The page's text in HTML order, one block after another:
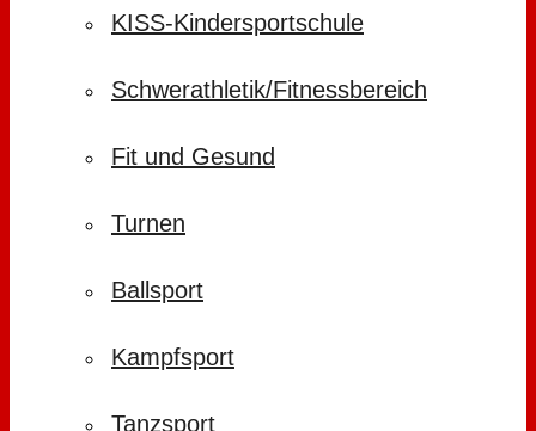
KISS-Kindersportschule
Schwerathletik/Fitnessbereich
Fit und Gesund
Turnen
Ballsport
Kampfsport
Tanzsport